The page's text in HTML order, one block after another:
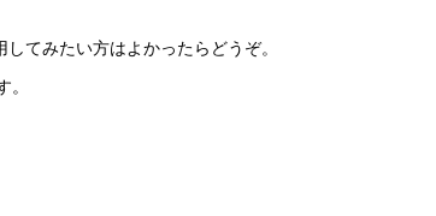
てみたい方はよかったらどうぞ。